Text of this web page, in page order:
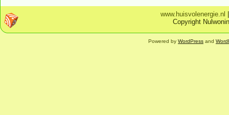
www.huisvolenergie.nl
Copyright
Powered by WordPress and